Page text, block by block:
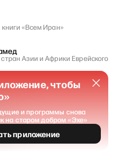
книги «Всем Иран»
Азии и Африки Еврейского
эксперт
чтобы
и программы снова
на старом добром «Эхе»
приложение